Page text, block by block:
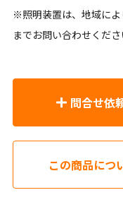
※照明装置は、地域に
までお問い合わせくださ
問合せ依
この商品につ